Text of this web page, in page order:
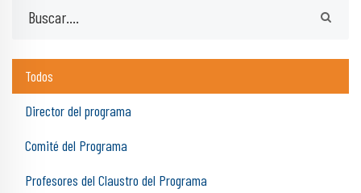
Todos
Director del programa
Comité del Programa
Profesores del Claustro del Programa